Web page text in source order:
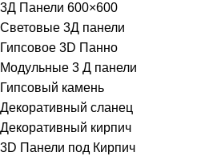
3Д Панели 600×600
Световые 3Д панели
Гипсовое 3D Панно
Модульные 3 Д панели
Гипсовый камень
Декоративный сланец
Декоративный кирпич
3D Панели под Кирпич